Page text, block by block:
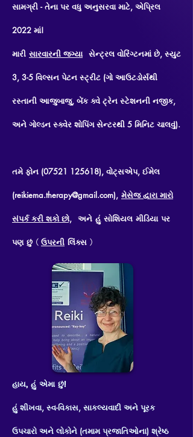
સામગ્રી - તેના પર વધુ અનુસરવા માટે, એપ્રિલ
2022 માં!
મારી સારવારની જગ્યા સેન્ટ્રલ વોરિંગ્ટનમાં છે, સ્યુટ
3, 3-5 વિલ્સન પેટન સ્ટ્રીટ (ગો આઉટડોર્સથી
રસ્તાની આજુબાજુ, બેંક ક્વે ટ્રેન સ્ટેશનની નજીક,
અને ગોલ્ડન સ્ક્વેર શોપિંગ સેન્ટરથી 5 મિનિટ ચાલવું).
તમે ફોન (07521 125618), વોટ્સએપ, ઈમેલ
(reikiema.therapy@gmail.com), મેસેજ દ્વારા મારો
સંપર્ક કરી શકો છો, અને હું સોશિયલ મીડિયા પર
પણ છું ( ઉપરની લિંક્સ )
હાય, હું એમા છું!
હું શીખવા, સ્વ-વિકાસ, સાકલ્યવાદી અને પૂરક
ઉપચારો અને લોકોને (તમામ પ્રજાતિઓના) શ્રેષ્ઠ